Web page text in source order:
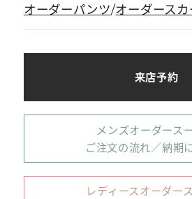
オーダーパンツ オーダースカ
来店予約
メンズオーダース
ご注文の流れ／納期
レディースオーダー